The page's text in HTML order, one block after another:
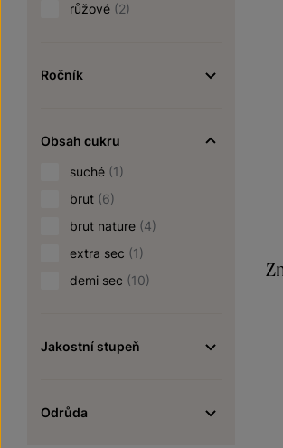
růžové (2)
Ročník
Obsah cukru
suché (1)
brut (6)
brut nature (4)
extra sec (1)
demi sec (10)
Jakostní stupeň
Odrůda